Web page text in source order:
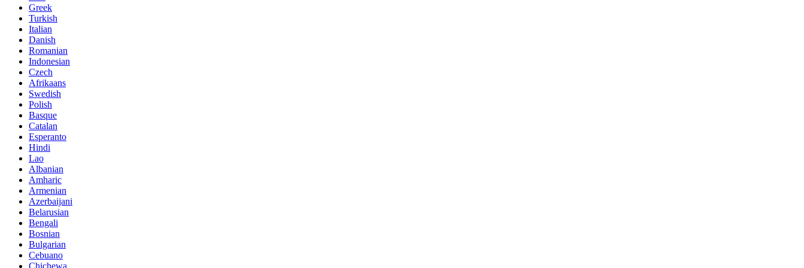
Greek
Turkish
Italian
Danish
Romanian
Indonesian
Czech
Afrikaans
Swedish
Polish
Basque
Catalan
Esperanto
Hindi
Lao
Albanian
Amharic
Armenian
Azerbaijani
Belarusian
Bengali
Bosnian
Bulgarian
Cebuano